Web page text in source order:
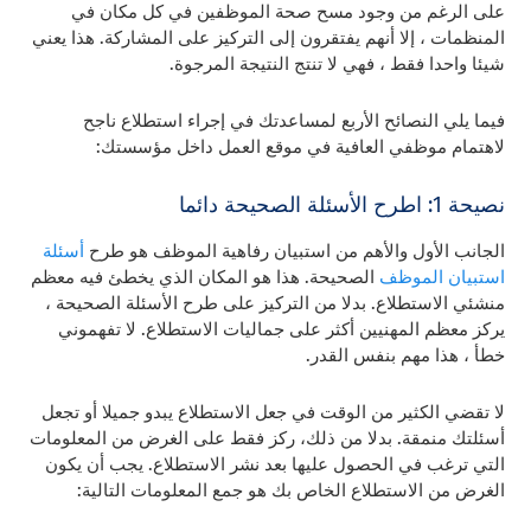
على الرغم من وجود مسح صحة الموظفين في كل مكان في
المنظمات ، إلا أنهم يفتقرون إلى التركيز على المشاركة. هذا يعني
شيئا واحدا فقط ، فهي لا تنتج النتيجة المرجوة.
فيما يلي النصائح الأربع لمساعدتك في إجراء استطلاع ناجح
لاهتمام موظفي العافية في موقع العمل داخل مؤسستك:
نصيحة 1: اطرح الأسئلة الصحيحة دائما
الجانب الأول والأهم من استبيان رفاهية الموظف هو طرح أسئلة
استبيان الموظف الصحيحة. هذا هو المكان الذي يخطئ فيه معظم
منشئي الاستطلاع. بدلا من التركيز على طرح الأسئلة الصحيحة ،
يركز معظم المهنيين أكثر على جماليات الاستطلاع. لا تفهموني
خطأ ، هذا مهم بنفس القدر.
لا تقضي الكثير من الوقت في جعل الاستطلاع يبدو جميلا أو تجعل
أسئلتك منمقة. بدلا من ذلك، ركز فقط على الغرض من المعلومات
التي ترغب في الحصول عليها بعد نشر الاستطلاع. يجب أن يكون
الغرض من الاستطلاع الخاص بك هو جمع المعلومات التالية: